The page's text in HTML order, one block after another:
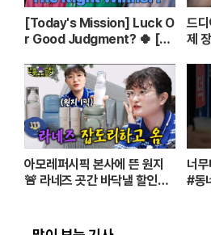
[Today's Mission] Luck O
r Good Judgment? 🍀 [T
182] | KBS WORLD TV
드디
제
아모레퍼시픽 본사에 뜬 원지
🚨 라네즈 곳간 바닥낼 할인율
너
#동